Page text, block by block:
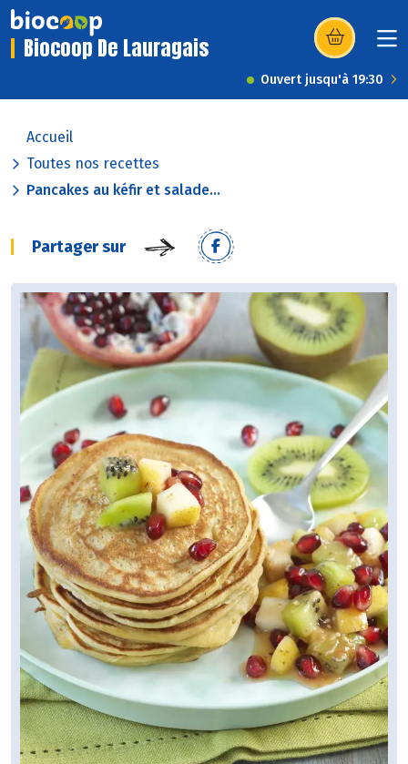
Biocoop De Lauragais (s’ouvre dans
Ouvert jusqu'à 19:30
Accueil
Toutes nos recettes
Pancakes au kéfir et salade...
Partager sur